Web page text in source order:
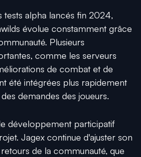
tests alpha lancés fin 2024,
évolue constamment grâce
Plusieurs
comme les serveurs
de combat et de
été intégrées plus rapidement
demandes des joueurs.
développement participatif
Jagex continue d'ajuster son
de la communauté, que